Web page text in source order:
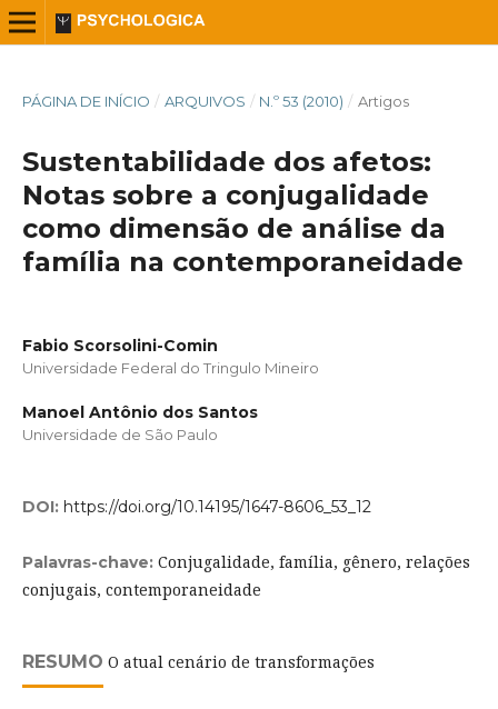
PÁGINA DE INÍCIO / ARQUIVOS / N.º 53 (2010) / Artigos
Sustentabilidade dos afetos:
Notas sobre a conjugalidade
como dimensão de análise da
família na contemporaneidade
Fabio Scorsolini-Comin
Universidade Federal do Tringulo Mineiro
Manoel Antônio dos Santos
Universidade de São Paulo
DOI: https://doi.org/10.14195/1647-8606_53_12
Palavras-chave: Conjugalidade, família, gênero, relações
conjugais, contemporaneidade
RESUMO O atual cenário de transformações